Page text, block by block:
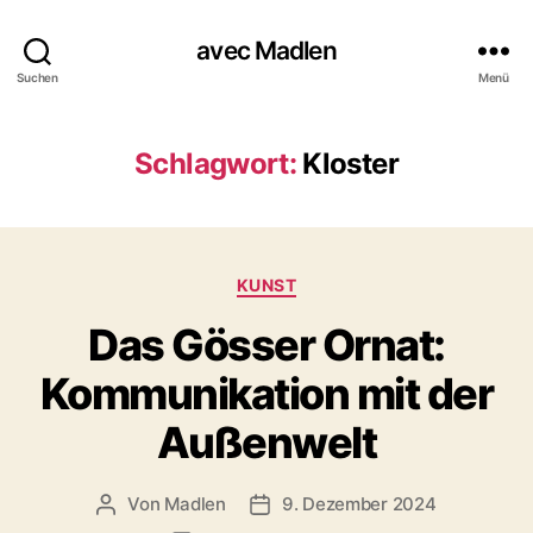
Suchen
avec Madlen
Menü
Schlagwort: Kloster
K
t
e
g
o
r
i
n
KUNST
Das Gösser Ornat:
Kommunikation mit der
Außenwelt
B Von Madlen
V 9. Dezember 2024